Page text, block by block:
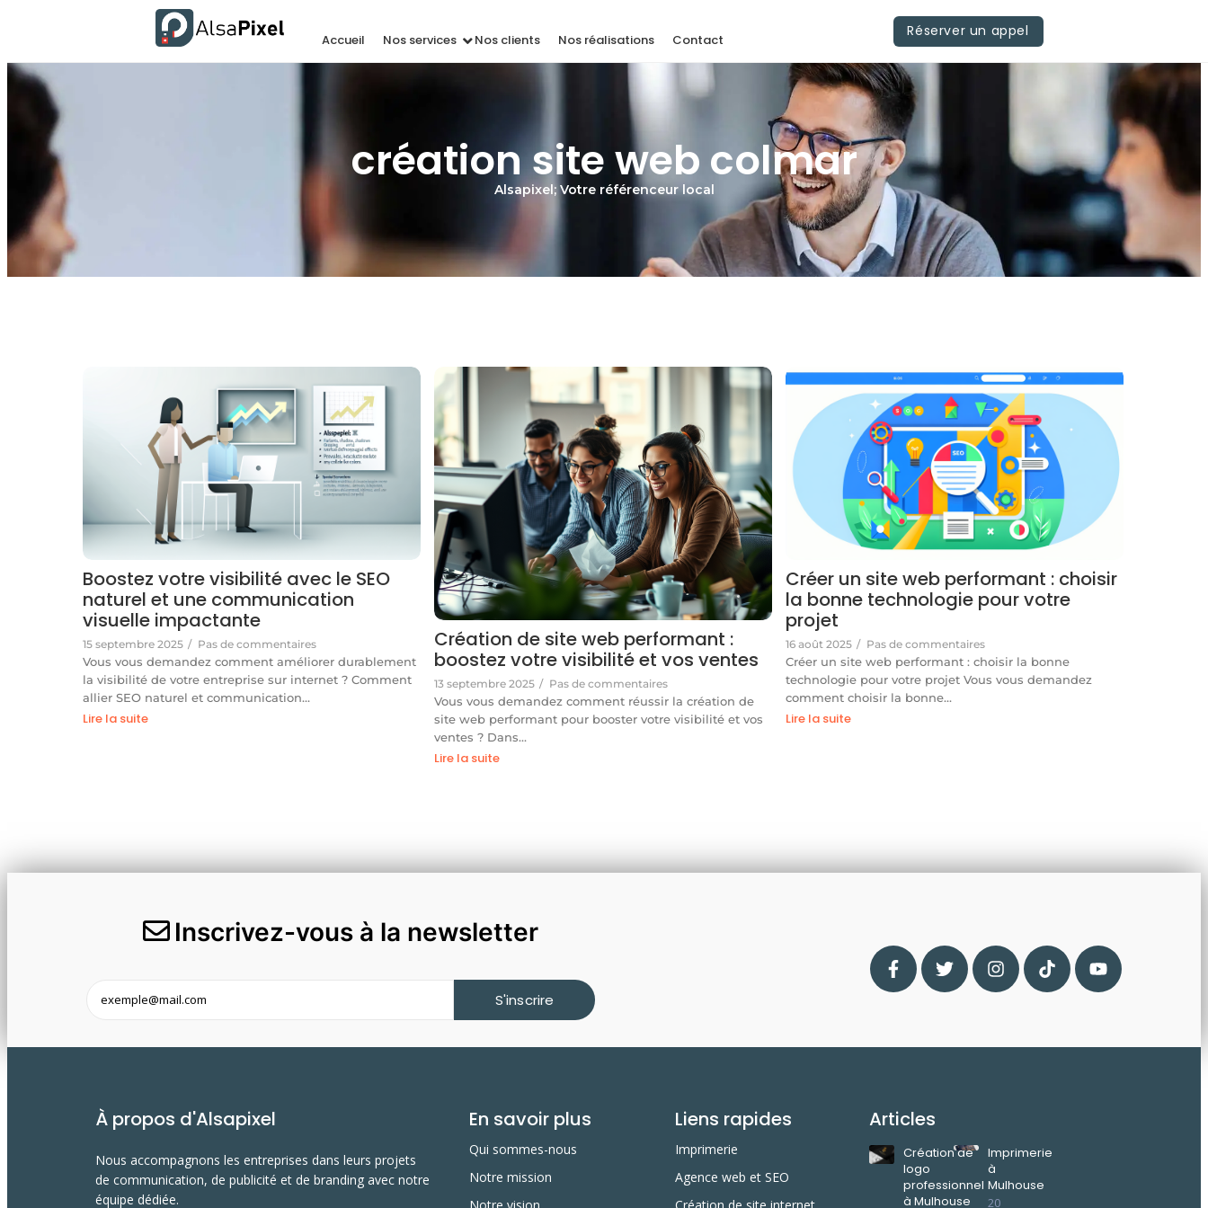
Accueil Nos services Nos clients Nos réalisations Contact
Réserver un appel
création site web colmar
Alsapixel; Votre référenceur local
Boostez votre visibilité avec le SEO
naturel et une communication
visuelle impactante
15 septembre 2025 / Pas de commentaires
Vous vous demandez comment améliorer durablement
la visibilité de votre entreprise sur internet ? Comment
allier SEO naturel et communication…
Lire la suite
Création de site web performant :
boostez votre visibilité et vos ventes
13 septembre 2025 / Pas de commentaires
Vous vous demandez comment réussir la création de
site web performant pour booster votre visibilité et vos
ventes ? Dans…
Lire la suite
Créer un site web performant : choisir
la bonne technologie pour votre
projet
16 août 2025 / Pas de commentaires
Créer un site web performant : choisir la bonne
technologie pour votre projet Vous vous demandez
comment choisir la bonne…
Lire la suite
Inscrivez-vous à la newsletter
S'inscrire
À propos d'Alsapixel
Nous accompagnons les entreprises dans leurs projets
de communication, de publicité et de branding avec notre
équipe dédiée.
En savoir plus
Qui sommes-nous
Notre mission
Liens rapides
Imprimerie
Agence web et SEO
Articles
Création de
logo
professionnel
à Mulhouse
Imprimerie
à
Mulhouse
20